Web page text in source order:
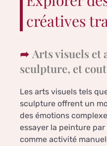
créatives
Arts visuels et
sculpture, et
Les arts visuels tels
sculpture offrent un
des émotions
essayer la peinture
comme activité